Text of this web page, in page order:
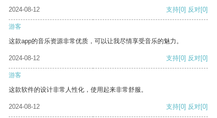
2024-08-12 支持[0] 反对[0]
游客
这款app的音乐资源非常优质，可以让我尽情享受音乐的魅力。
2024-08-12 支持[0] 反对[0]
游客
这款软件的设计非常人性化，使用起来非常舒服。
2024-08-12 支持[0] 反对[0]